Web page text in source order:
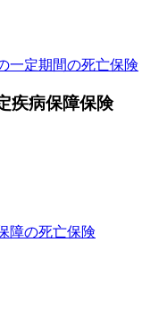
一定期間の死亡保険
疾病保障保険
障の死亡保険